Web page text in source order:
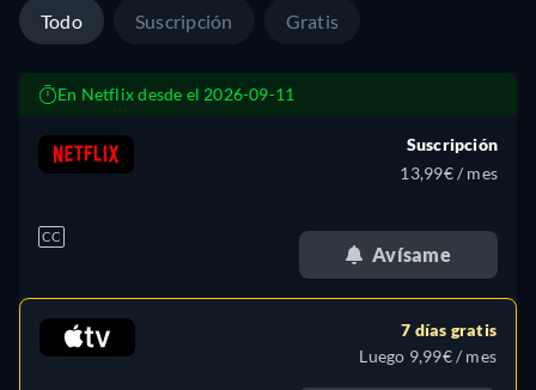
Todo Suscripción Gratis
En Netflix desde el 2026-09-11
CC
Suscripción
13,99€ / mes
Avísame
7 días gratis
Luego 9,99€ / mes